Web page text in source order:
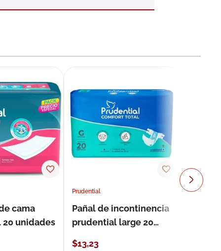
cama
unidades
Prudential
Pañal de incontinencia
prudential large 20
$13,23